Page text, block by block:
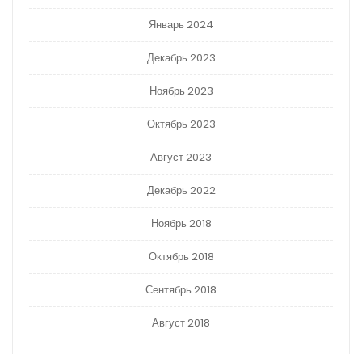
Январь 2024
Декабрь 2023
Ноябрь 2023
Октябрь 2023
Август 2023
Декабрь 2022
Ноябрь 2018
Октябрь 2018
Сентябрь 2018
Август 2018